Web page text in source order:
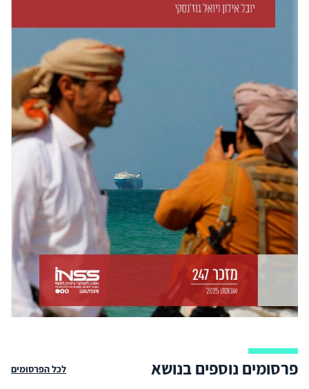
פרסומים נוספים בנושא לכל הפרסומים